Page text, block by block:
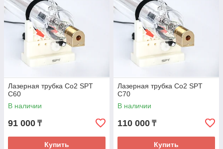
Лазерная трубка Co2 SPT
C60
В наличии
91 000 ₸
Купить
Лазерная трубка Co2 SPT
C70
В наличии
110 000 ₸
Купить